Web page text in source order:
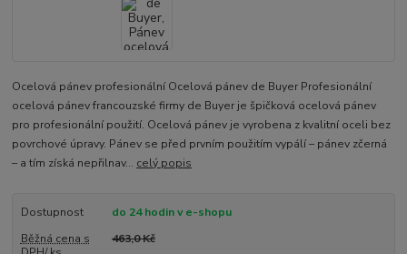
Ocelová pánev profesionální Ocelová pánev de Buyer Profesionální
ocelová pánev francouzské firmy de Buyer je špičková ocelová pánev
pro profesionální použití. Ocelová pánev je vyrobena z kvalitní oceli bez
povrchové úpravy. Pánev se před prvním použitím vypálí – pánev zčerná
– a tím získá nepřilnav... celý popis
Dostupnost
do 24 hodin v e-shopu
Běžná cena s
463,0 Kč